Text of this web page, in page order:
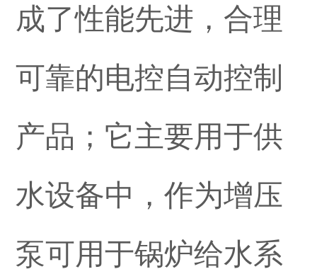
成了性能先进，合理
可靠的电控自动控制
产品；它主要用于供
水设备中，作为增压
泵可用于锅炉给水系